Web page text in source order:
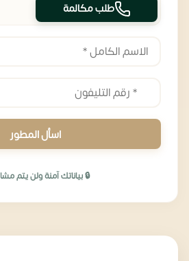
طلب مكالمة
اسأل المطور
🔒 بياناتك آمنة ولن يتم